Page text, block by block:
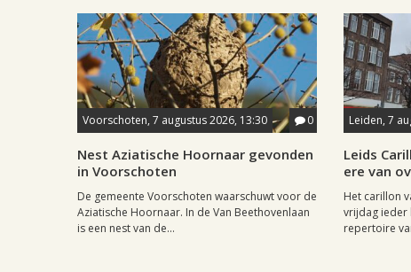
Voorschoten, 7 augustus 2026, 13:30 0
Nest Aziatische Hoornaar gevonden
in Voorschoten
De gemeente Voorschoten waarschuwt voor de
Aziatische Hoornaar. In de Van Beethovenlaan
is een nest van de...
Leiden, 7
Leids
ere van
Het carillon
vrijdag ieder
repertoire